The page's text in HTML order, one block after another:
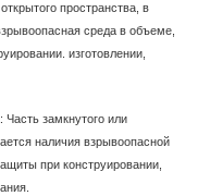
пространства, в
среда в объеме,
изготовлении,
замкнутого или
наличия взрывоопасной
при конструировании,